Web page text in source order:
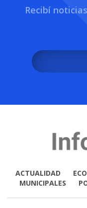
Recibí
ACTUALIDAD
MUNICIPALES